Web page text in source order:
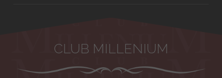
CLUB MILLENIUM